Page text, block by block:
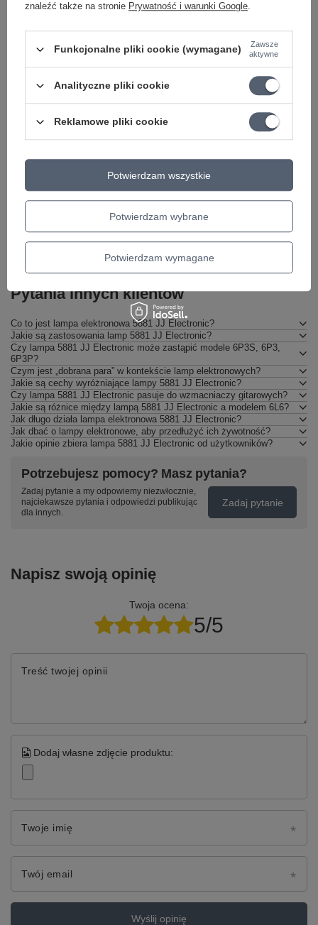
Ciekawostki do gitary
Marshall SV20H - Zestaw lamp
494,00 zł
EL34II JJ
226,40 zł
Pytania innych klientów
Co to jest lampa elektronowa 5881 JJ Electronic?
Jakie są zastosowania lamp 5881 JJ Electronic?
Czy lampa 5881 JJ Electronic może zastąpić modele 6P3S, 6P3,
6P3P?
Czym jest „dobrana para” w kontekście lamp elektronowych?
Jakie są cechy wyróżniające lampy 5881 JJ Electronic?
Czy lampa 5881 JJ Electronic pasuje do wzmacniaczy gitarowych?
Jakie są różnice między lampą 5881 JJ Electronic a modelem 6L6?
Jak długo działa lampa elektronowa 5881 JJ Electronic?
Jak dbać o lampy elektronowe, aby przedłużyć ich żywotność?
Jakie opinie zbiera lampa 5881 JJ Electronic od użytkowników?
Potrzebujesz pomocy? Masz pytania?
Zadaj pytanie a my odpowiemy niezwłocznie,
najciekawsze pytania i odpowiedzi publikując
dla innych.
Zadaj pytanie
Napisz swoją opinię
Twoja ocena:
5/5
Treść twojej opinii
Dodaj własne zdjęcie produktu:
Twoje imię
Twój email
Wyślij opinię
znaleźć także na stronie Prywatność i warunki Google.
Funkcjonalne pliki cookie (wymagane)
Zawsze
aktywne
Analityczne pliki cookie
Reklamowe pliki cookie
Potwierdzam wybrane
Potwierdzam wymagane
Potwierdzam wszystkie